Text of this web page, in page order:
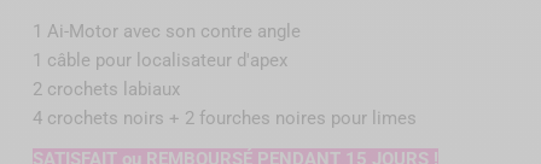
1 Ai-Motor avec son contre angle
1 câble pour localisateur d'apex
2 crochets labiaux
4 crochets noirs + 2 fourches noires pour limes